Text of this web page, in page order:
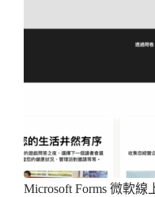
Microsoft Forms 微軟